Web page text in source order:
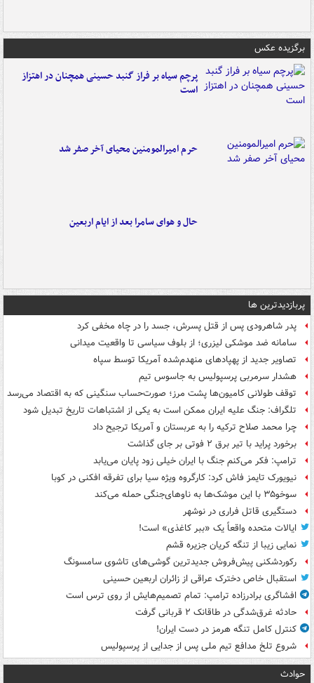
برگزیده عکس
پرچم سیاه بر فراز گنبد حسینی همچنان در اهتزاز
است
حرم امیرالمومنین محیای آخر صفر شد
حال و هوای سامرا بعد از ایام اربعین
پربازدیدترین ها
پدر شاهرودی پس از قتل پسرش، جسد را در چاه مخفی کرد
سامانه ضد موشکی لیزری؛ از بلوف سیاسی تا واقعیت میدانی
تصاویر جدید از پهپادهای منهدم‌شده آمریکا توسط سپاه
هشدار سرمربی پرسپولیس به جاسوس تیم
توقف طولانی کامیون‌ها پشت مرز؛ صورت‌حساب سنگینی که به اقتصاد می‌رسد
تلگراف: جنگ علیه ایران ممکن است به یکی از اشتباهات تاریخ تبدیل شود
چرا محمد صلاح ترکیه را به عربستان و آمریکا ترجیح داد
برخورد پراید با تیر برق ۲ فوتی بر جای گذاشت
ترامپ: فکر می‌کنم جنگ با ایران خیلی زود پایان می‌یابد
نیویورک تایمز فاش کرد: کارگروه ویژه سیا برای تفرقه افکنی در کوبا
سوخو۳۵ با این موشک‌ها به ناوهای‌جنگی حمله می‌کند
دستگیری قاتل فراری در نوشهر
ایالات متحده واقعاً یک «ببر کاغذی» است!
نمایی زیبا از تنگه کریان جزیره قشم
رکوردشکنی پیش‌فروش جدیدترین گوشی‌های تاشوی سامسونگ
استقبال خاص دخترک عراقی از زائران اربعین حسینی
افشاگری برادرزاده ترامپ: تمام تصمیم‌هایش از روی ترس است
حادثه غرق‌شدگی در طاقانک ۲ قربانی گرفت
کنترل کامل تنگه هرمز در دست ایران!
شروع تلخ مدافع تیم ملی پس از جدایی از پرسپولیس
حوادث